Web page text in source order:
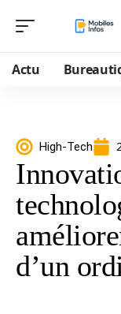
Actu
High-Tech
d’un